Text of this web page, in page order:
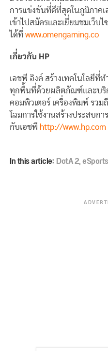
การแข่งขันที่ดีที่สุดในภูมิภาค
เข้าไปสมัครและเยี่ยมชมเว็บ
ได้ที่ www.omengaming.co
เกี่ยวกับ HP
เอชพี อิงค์ สร้างเทคโนโลยีที่
ทุกพื้นที่ด้วยผลิตภัณฑ์และบริก
คอมพิวเตอร์ เครื่องพิมพ์ รว
โฉมการใช้งานสร้างประสบก
กับเอชพี http://www.hp.com
In this article:DotA 2,eSports